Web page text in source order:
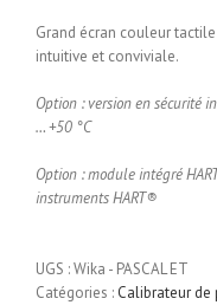
Grand écran couleur
intuitive et conviviale.
Option : version en sécurité
… +50 °C
Option : module intégré
instruments HART®
UGS :Wika - PASCAL ET
Catégories : Calibrateur de